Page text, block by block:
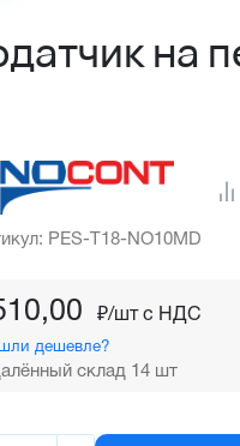
на
PES-T18-NO10MD
₽/шт c НДС
дешевле?
склад 14 шт